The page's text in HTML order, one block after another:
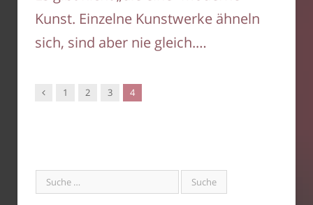
Kunst. Einzelne Kunstwerke ähneln
sich, sind aber nie gleich.…
Vorgänger
1 2 3 4